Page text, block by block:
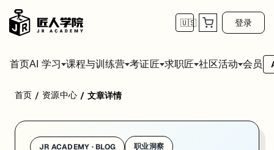
🇺🇸 登录
首页AI 学习 课程与训练营 考证匠 求职匠 社区活动 会员
学校：昆士兰大学 / University of Queensland
UQ 这周三条新闻方向完全不同但都很硬。Cyber Research Centre 的
01. UQ Cyber Research Centre 新研究:网络
首页 / 资源中心 / 文章详情
JR ACADEMY · BLOG 职业洞察